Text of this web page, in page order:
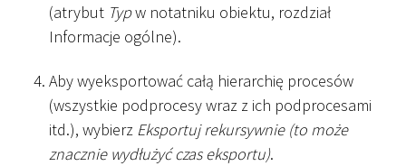
(atrybut Typw notatniku obiektu, rozdział
Informacje ogólne).
Aby wyeksportować całą hierarchię procesów
(wszystkie podprocesy wraz z ich podprocesami
itd.), wybierz Eksportuj rekursywnie (to może
znacznie wydłużyć czas eksportu).